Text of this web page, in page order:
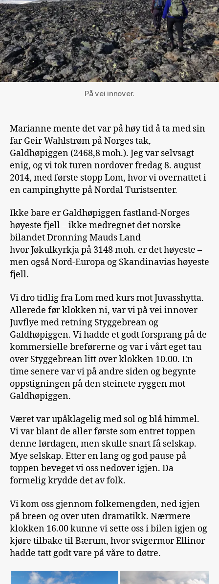
På vei innover.
Marianne mente det var på høy tid å ta med sin
far Geir Wahlstrøm på Norges tak,
Galdhøpiggen (2468,8 moh.). Jeg var selvsagt
enig, og vi tok turen nordover fredag 8. august
2014, med første stopp Lom, hvor vi overnattet i
en campinghytte på Nordal Turistsenter.
Ikke bare er Galdhøpiggen fastland-Norges
høyeste fjell – ikke medregnet det norske
bilandet Dronning Mauds Land
hvor Jøkulkyrkja på 3148 moh. er det høyeste –
men også Nord-Europa og Skandinavias høyeste
fjell.
Vi dro tidlig fra Lom med kurs mot Juvasshytta.
Allerede før klokken ni, var vi på vei innover
Juvflye med retning Styggebrean og
Galdhøpiggen. Vi hadde et godt forsprang på de
kommersielle breførerne og var i vårt eget tau
over Styggebrean litt over klokken 10.00. En
time senere var vi på andre siden og begynte
oppstigningen på den steinete ryggen mot
Galdhøpiggen.
Været var upåklagelig med sol og blå himmel.
Vi var blant de aller første som entret toppen
denne lørdagen, men skulle snart få selskap.
Mye selskap. Etter en lang og god pause på
toppen beveget vi oss nedover igjen. Da
formelig krydde det av folk.
Vi kom oss gjennom folkemengden, ned igjen
på breen og over uten dramatikk. Nærmere
klokken 16.00 kunne vi sette oss i bilen igjen og
kjøre tilbake til Bærum, hvor svigermor Ellinor
hadde tatt godt vare på våre to døtre.